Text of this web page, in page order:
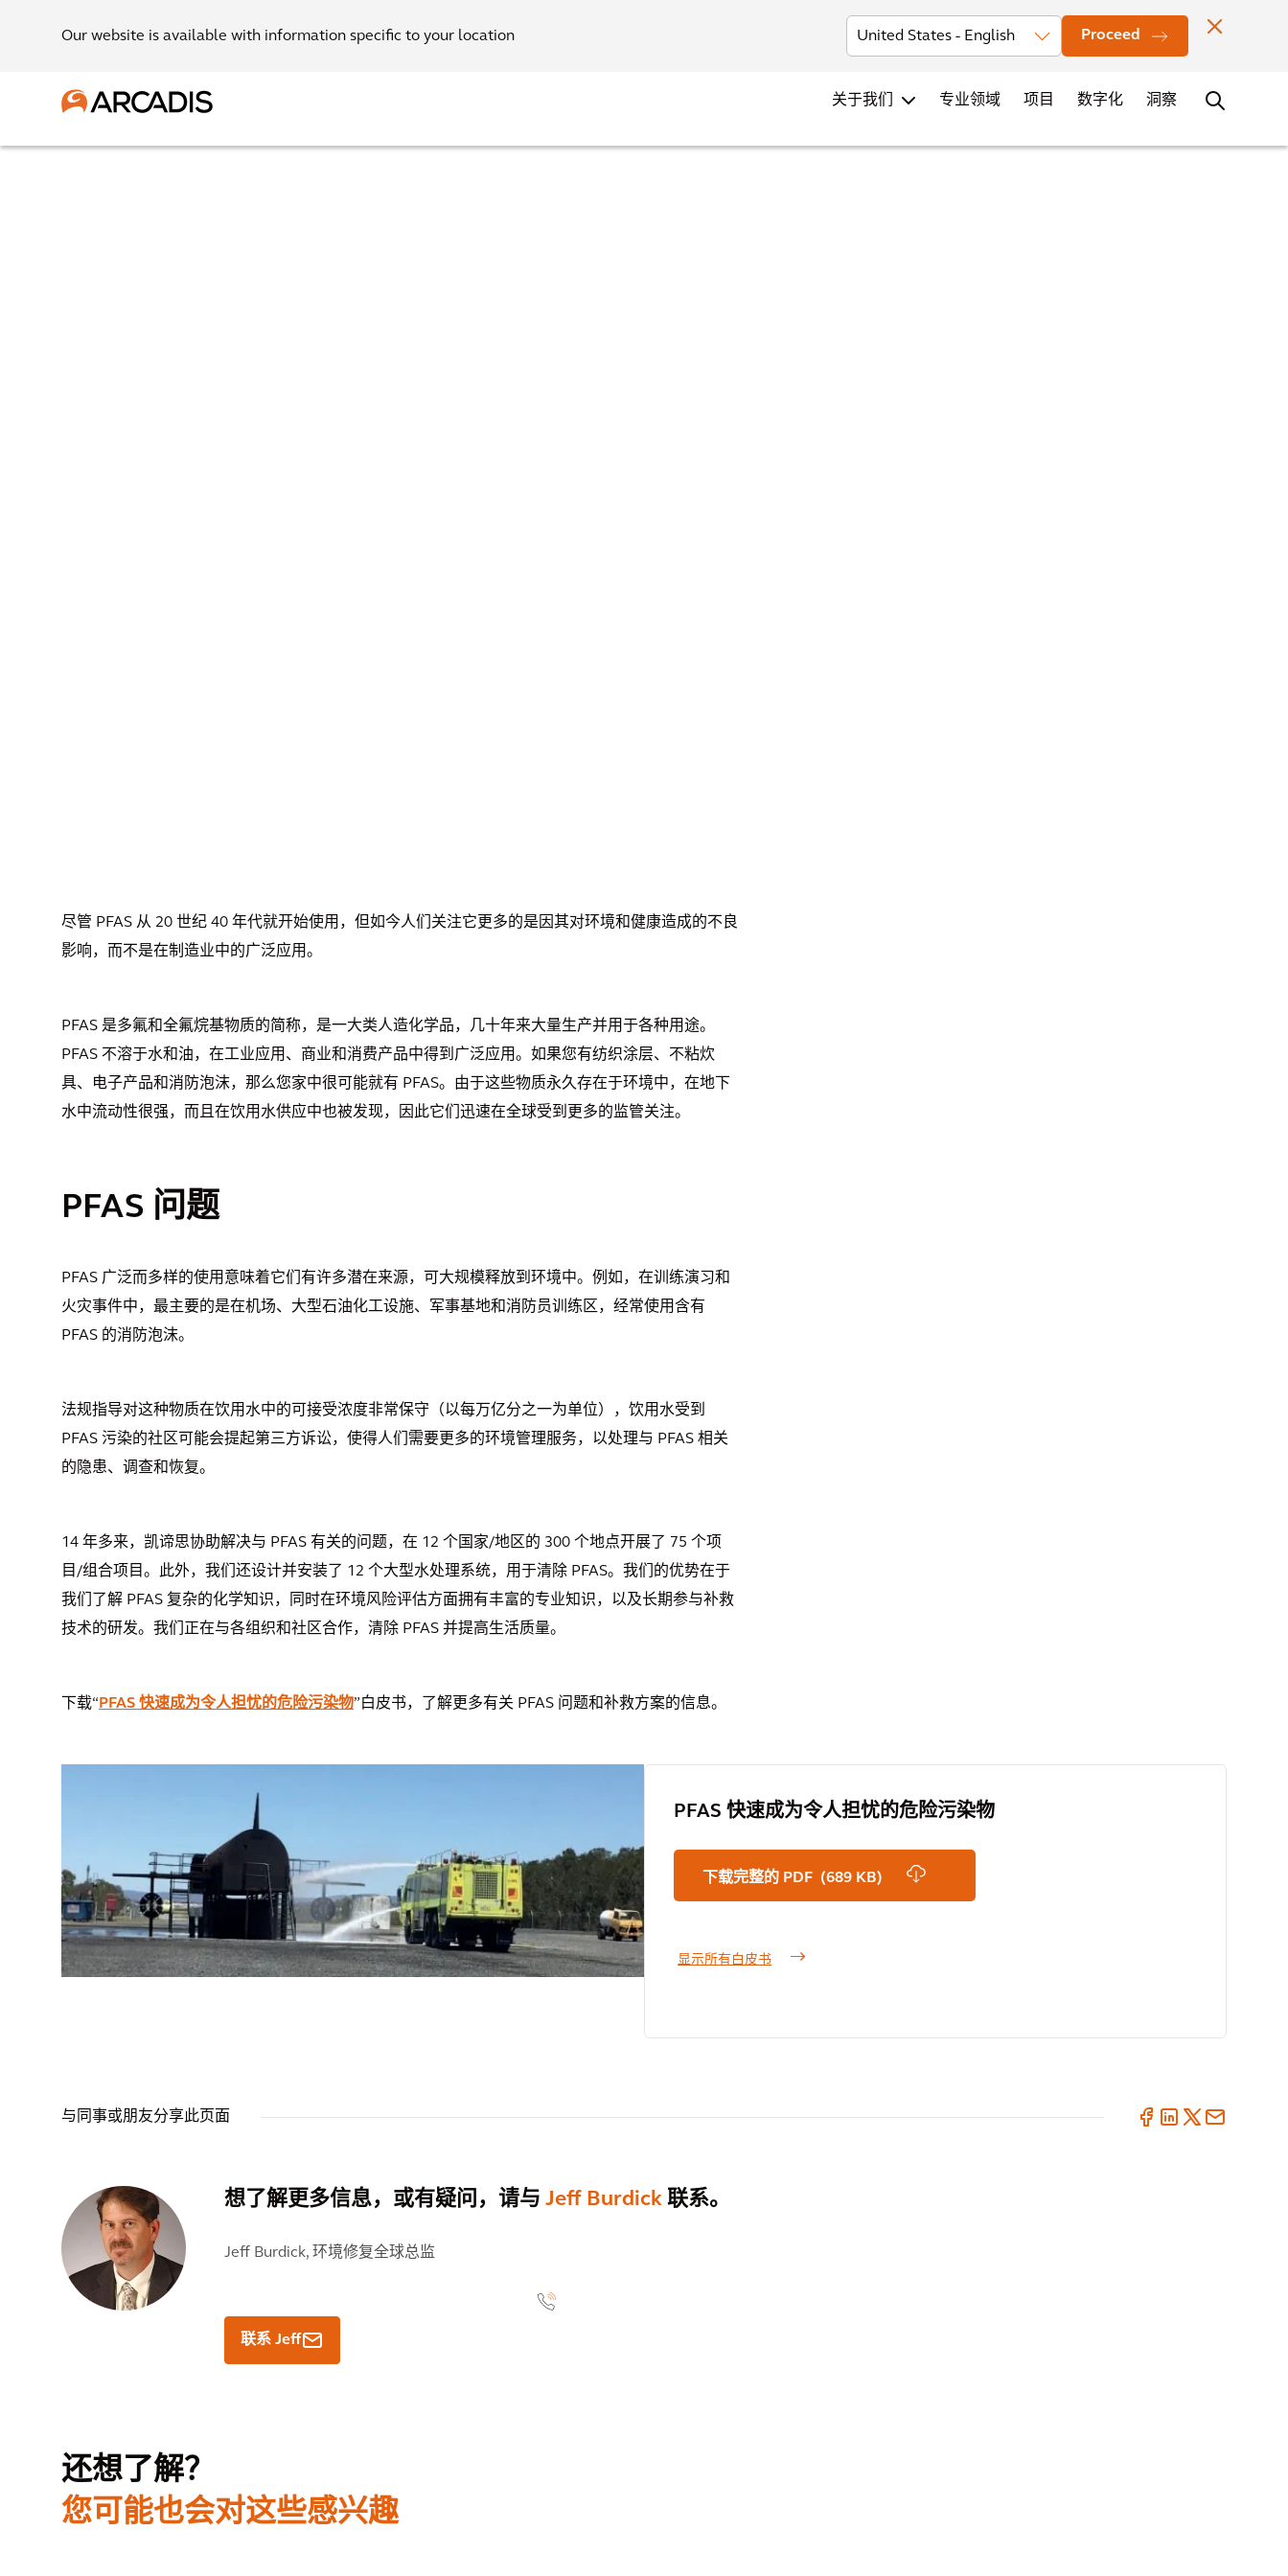
Our website is available with information specific to your location Proceed
投资者 办公室地点 联系
关于我们 专业领域 项目 数字化 洞察
尽管 PFAS 从 20 世纪 40 年代就开始使用，但如今人们关注它更多的是因其对环境和健康造成的不良
影响，而不是在制造业中的广泛应用。
PFAS 是多氟和全氟烷基物质的简称，是一大类人造化学品，几十年来大量生产并用于各种用途。
PFAS 不溶于水和油，在工业应用、商业和消费产品中得到广泛应用。如果您有纺织涂层、不粘炊
具、电子产品和消防泡沫，那么您家中很可能就有 PFAS。由于这些物质永久存在于环境中，在地下
水中流动性很强，而且在饮用水供应中也被发现，因此它们迅速在全球受到更多的监管关注。
PFAS 问题
PFAS 广泛而多样的使用意味着它们有许多潜在来源，可大规模释放到环境中。例如，在训练演习和
火灾事件中，最主要的是在机场、大型石油化工设施、军事基地和消防员训练区，经常使用含有
PFAS 的消防泡沫。
法规指导对这种物质在饮用水中的可接受浓度非常保守（以每万亿分之一为单位），饮用水受到
PFAS 污染的社区可能会提起第三方诉讼，使得人们需要更多的环境管理服务，以处理与 PFAS 相关
的隐患、调查和恢复。
14 年多来，凯谛思协助解决与 PFAS 有关的问题，在 12 个国家/地区的 300 个地点开展了 75 个项
目/组合项目。此外，我们还设计并安装了 12 个大型水处理系统，用于清除 PFAS。我们的优势在于
我们了解 PFAS 复杂的化学知识，同时在环境风险评估方面拥有丰富的专业知识，以及长期参与补救
技术的研发。我们正在与各组织和社区合作，清除 PFAS 并提高生活质量。
下载“ PFAS 快速成为令人担忧的危险污染物”白皮书，了解更多有关 PFAS 问题和补救方案的信息。
PFAS 快速成为令人担忧的危险污染物
下载完整的 PDF (689 KB)
显示所有白皮书
与同事或朋友分享此页面
想了解更多信息，或有疑问，请与 Jeff Burdick 联系。
Jeff Burdick, 环境修复全球总监
联系 Jeff
还想了解？
您可能也会对这些感兴趣